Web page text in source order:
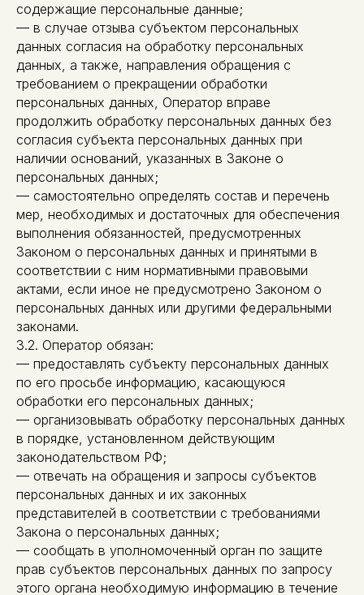
содержащие персональные данные;
— в случае отзыва субъектом персональных
данных согласия на обработку персональных
данных, а также, направления обращения с
требованием о прекращении обработки
персональных данных, Оператор вправе
продолжить обработку персональных данных без
согласия субъекта персональных данных при
наличии оснований, указанных в Законе о
персональных данных;
— самостоятельно определять состав и перечень
мер, необходимых и достаточных для обеспечения
выполнения обязанностей, предусмотренных
Законом о персональных данных и принятыми в
соответствии с ним нормативными правовыми
актами, если иное не предусмотрено Законом о
персональных данных или другими федеральными
законами.
3.2. Оператор обязан:
— предоставлять субъекту персональных данных
по его просьбе информацию, касающуюся
обработки его персональных данных;
— организовывать обработку персональных данных
в порядке, установленном действующим
законодательством РФ;
— отвечать на обращения и запросы субъектов
персональных данных и их законных
представителей в соответствии с требованиями
Закона о персональных данных;
— сообщать в уполномоченный орган по защите
прав субъектов персональных данных по запросу
этого органа необходимую информацию в течение